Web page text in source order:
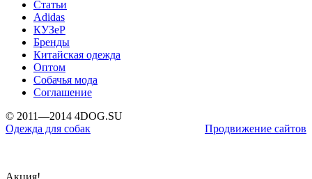
Статьи
Adidas
КУЗеР
Бренды
Китайская одежда
Оптом
Собачья мода
Соглашение
© 2011—2014 4DOG.SU
Одежда для собак
Продвижение сайтов